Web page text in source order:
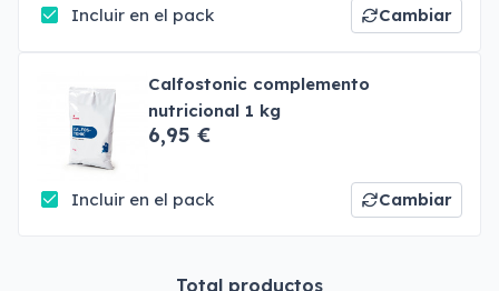
Incluir en el pack Cambiar
Calfostonic complemento
nutricional 1 kg
6,95 €
Incluir en el pack Cambiar
Total productos